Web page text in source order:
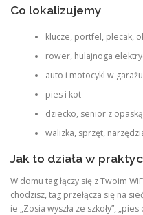
Co lokalizujemy
klucze, portfel, plecak,
rower, hulajnoga
auto i motocykl w garażu
pies i kot
dziecko, senior z opaską
walizka, sprzęt,
Jak to działa w
W domu tag łączy się z Twoim
chodzisz, tag przełącza się na
ie „Zosia wyszła ze szkoły”,